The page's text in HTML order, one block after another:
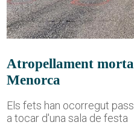
Atropellament
Menorca
Els fets han ocorregut
a tocar d'una sala de festa